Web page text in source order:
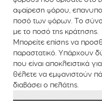
αφαίρεση φόρου,
ποσό των φόρων. Το
με το ποσό της κράτησης.
Μπορείτε επίσης να
παραστατικό. Υπάρχουν
που είναι αποκλειστικά
θέλετε να εμφανιστούν
διαβάσει ο πελάτης.